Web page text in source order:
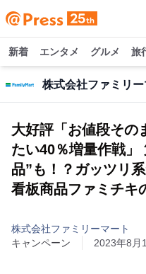
新着 エンタメ グルメ 旅
株式会社ファミリー
大好評「お値段その
たい40％増量作戦」
品”も！？ガッツリ
看板商品ファミチキ
株式会社ファミリーマート
キャンペーン
2023年8月